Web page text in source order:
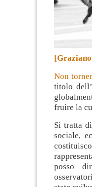
Non
titolo
fruire la
Si tratta
sociale,
posso